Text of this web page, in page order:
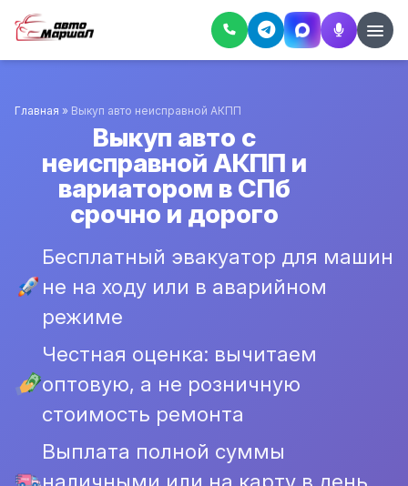
Главная » Выкуп авто неисправной АКПП
Выкуп авто с
неисправной АКПП и
вариатором в СПб
срочно и дорого
Бесплатный эвакуатор для машин
не на ходу или в аварийном
режиме
Честная оценка: вычитаем
оптовую, а не розничную
стоимость ремонта
Выплата полной суммы
наличными или на карту в день